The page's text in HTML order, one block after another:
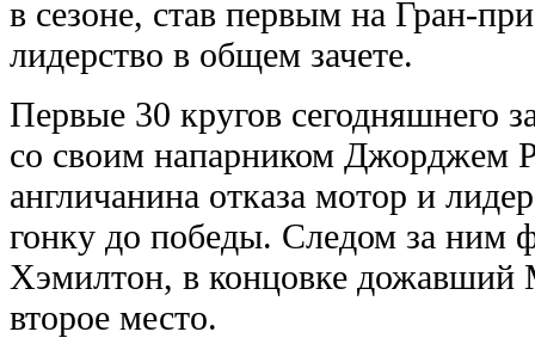
в сезоне, став первым на Гран-
лидерство в общем зачете.
Первые 30 кругов сегодняшнего
со своим напарником Джорджем
англичанина отказа мотор и
гонку до победы. Следом за ним
Хэмилтон, в концовке дожавший
второе место.